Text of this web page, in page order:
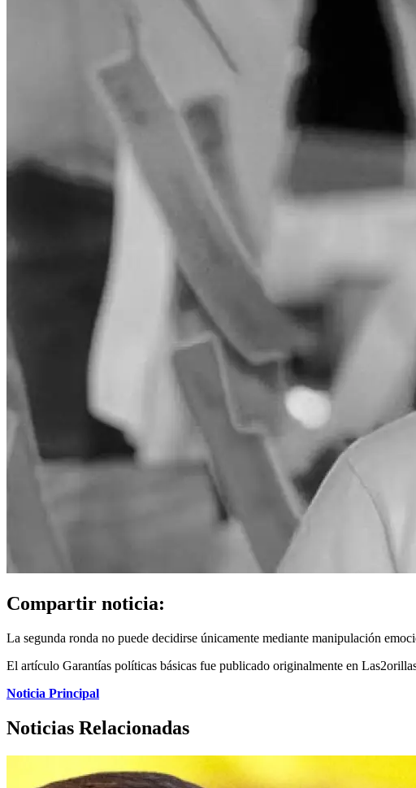
Compartir noticia:
La segunda ronda no puede decidirse únicamente mediante manipulación
El artículo Garantías políticas básicas fue publicado originalmente en
Noticia Principal
Noticias Relacionadas